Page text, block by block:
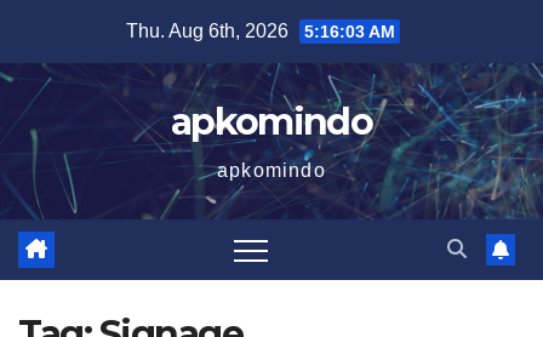
content
Thu. Aug 6th, 2026 5:16:04 AM
apkomindo
apkomindo